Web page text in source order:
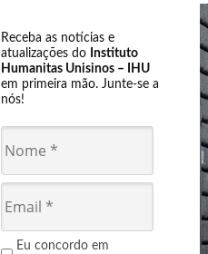
Receba as notícias e
atualizações do Instituto
Humanitas Unisinos – IHU
em primeira mão. Junte-se a
nós!
Eu concordo em